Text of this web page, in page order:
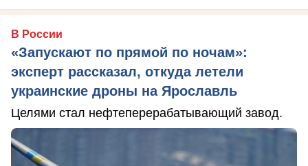
В России
«Запускают по прямой по ночам»:
эксперт рассказал, откуда летели
украинские дроны на Ярославль
Целями стал нефтеперерабатывающий завод.